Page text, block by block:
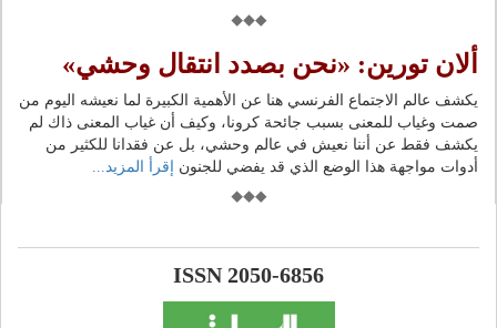
ألان تورين: «نحن بصدد انتقال وحشي»
يكشف عالم الاجتماع الفرنسي هنا عن الأهمية الكبيرة لما نعيشه اليوم من
صمت وغياب للمعنى بسبب جائحة كرونا، وكيف أن غياب المعنى ذاك لم
يكشف فقط عن أننا نعيش في عالم وحشي، بل عن فقدانا للكثير من
أدوات مواجهة هذا الوضع الذي قد يفضي للجنون
إقرأ المزيد...
ISSN 2050-6856